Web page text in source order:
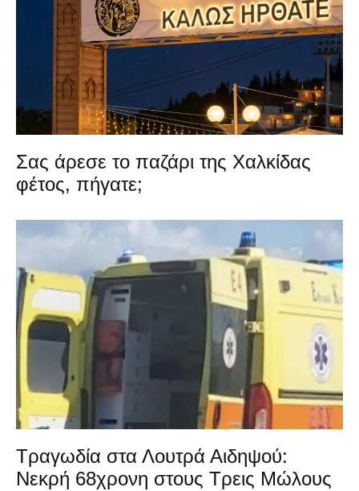
Σας άρεσε το παζάρι της Χαλκίδας
φέτος, πήγατε;
Τραγωδία στα Λουτρά Αιδηψού:
Νεκρή 68χρονη στους Τρεις Μώλους